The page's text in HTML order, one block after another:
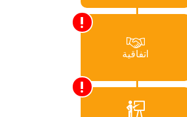
اتفاقية